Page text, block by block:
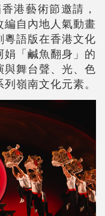
港藝術節邀請，
自內地人氣動畫
粵語版在香港文化
「鹹魚翻身」的
舞台聲、光、色
嶺南文化元素。